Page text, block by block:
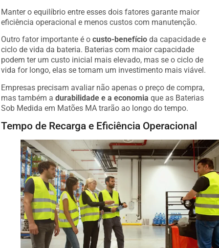
Manter o equilíbrio entre esses dois fatores garante maior
eficiência operacional e menos custos com manutenção.
Outro fator importante é ocusto-benefício da capacidade e
ciclo de vida da bateria. Baterias com maior capacidade
podem ter um custo inicial mais elevado, mas se o ciclo de
vida for longo, elas se tornam um investimento mais viável.
Empresas precisam avaliar não apenas o preço de compra,
mas também adurabilidade e a economia que as Baterias
Sob Medida em Matões MA trarão ao longo do tempo.
Tempo de Recarga e Eficiência Operacional